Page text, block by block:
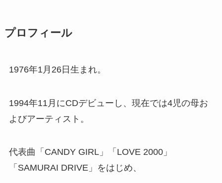
プロフィール
1976年1月26日生まれ。
1994年11月にCDデビューし、現在では4児の母お
よびアーティスト。
代表曲「CANDY GIRL」「LOVE 2000」
「SAMURAI DRIVE」をはじめ、